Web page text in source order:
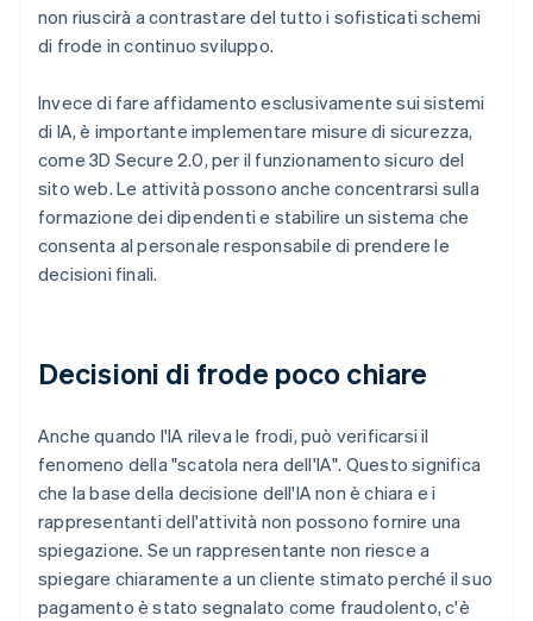
non riuscirà a contrastare del tutto i sofisticati schemi
di frode in continuo sviluppo.
Invece di fare affidamento esclusivamente sui sistemi
di IA, è importante implementare misure di sicurezza,
come 3D Secure 2.0, per il funzionamento sicuro del
sito web. Le attività possono anche concentrarsi sulla
formazione dei dipendenti e stabilire un sistema che
consenta al personale responsabile di prendere le
decisioni finali.
Decisioni di frode poco chiare
Anche quando l'IA rileva le frodi, può verificarsi il
fenomeno della "scatola nera dell'IA". Questo significa
che la base della decisione dell'IA non è chiara e i
rappresentanti dell'attività non possono fornire una
spiegazione. Se un rappresentante non riesce a
spiegare chiaramente a un cliente stimato perché il suo
pagamento è stato segnalato come fraudolento, c'è